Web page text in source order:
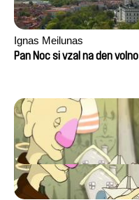
Ignas Meilunas
Pan Noc si vzal na den volno